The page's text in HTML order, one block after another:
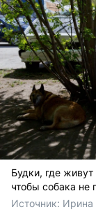
Будки, где
чтобы собака не
Источник: Ирина